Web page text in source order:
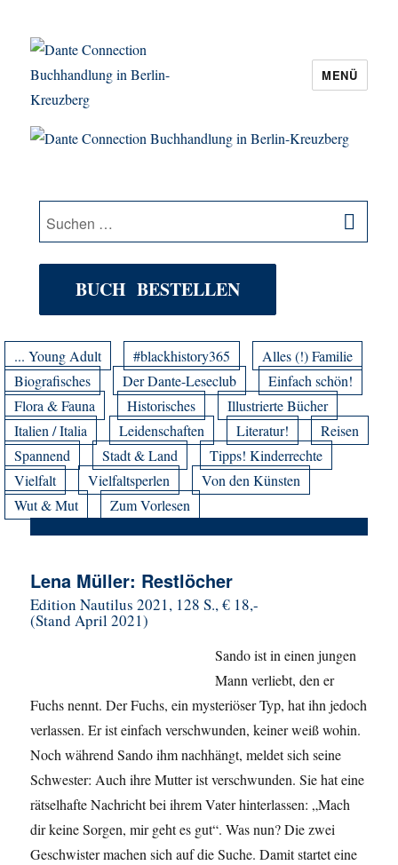
Dante Connection Buchhandlung in
MENÜ
Suche
nach:
BUCH BESTELLEN
... Young Adult #blackhistory365
Alles (!) Familie
Biografisches
Der Dante-Leseclub
Einfach schön!
Flora & Fauna
Historisches
Illustrierte Bücher
Italien / Italia
Leidenschaften Literatur!
Reisen
Spannend
Stadt & Land
Tipps! Kinderrechte
Vielfalt
Vielfaltsperlen
Von den Künsten
Wut & Mut
Zum Vorlesen
Lena Müller: Restlöcher
Edition Nautilus 2021, 128 S., € 18,-
(Stand April 2021)
Sando ist in einen jungen
Mann verliebt, den er
Fuchs nennt. Der Fuchs, ein mysteriöser Typ, hat ihn jedoch
verlassen. Er ist einfach verschwunden, keiner weiß wohin.
Noch während Sando ihm nachhängt, meldet sich seine
Schwester: Auch ihre Mutter ist verschwunden. Sie hat eine
rätselhafte Nachricht bei ihrem Vater hinterlassen: „Mach
dir keine Sorgen, mir geht es gut“. Was nun? Die zwei
Geschwister machen sich auf die Suche. Damit startet eine